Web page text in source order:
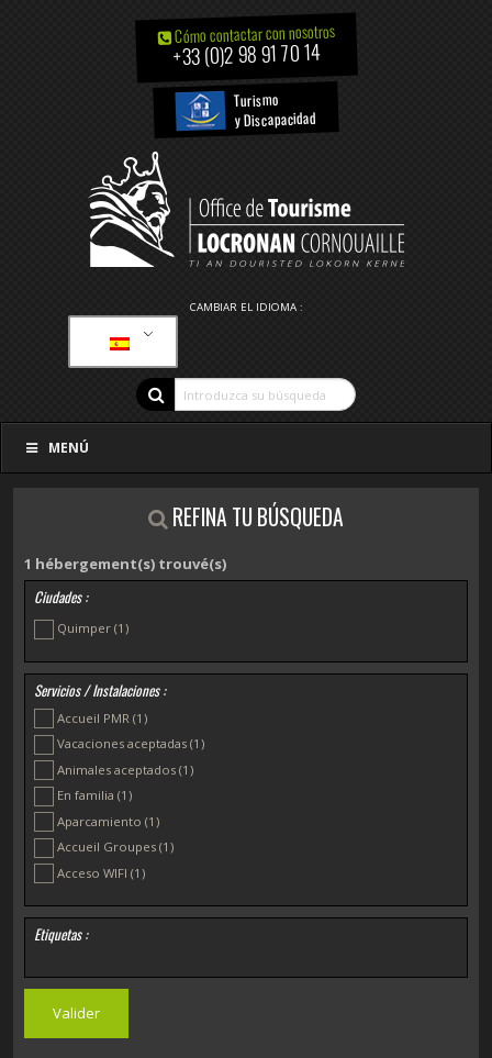
Cómo contactar con nosotros
+33 (0)2 98 91 70 14
Turismo
y Discapacidad
CAMBIAR EL IDIOMA :
MENÚ
REFINA TU BÚSQUEDA
1 hébergement(s) trouvé(s)
Ciudades :
Quimper(1)
Servicios / Instalaciones :
Accueil PMR(1)
Vacaciones aceptadas(1)
Animales aceptados(1)
En familia(1)
Aparcamiento(1)
Accueil Groupes(1)
Acceso WIFI(1)
Etiquetas :